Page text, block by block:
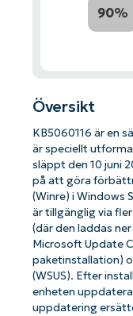
90%
Översikt
KB5060116 är en
är speciellt
släppt den 10 juni
på att göra
(Winre) i Windows
är tillgänglig via
(där den laddas
Microsoft Update
paketinstallation)
(WSUS). Efter
enheten
uppdatering